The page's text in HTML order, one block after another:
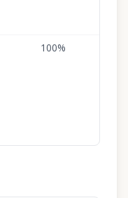
100%